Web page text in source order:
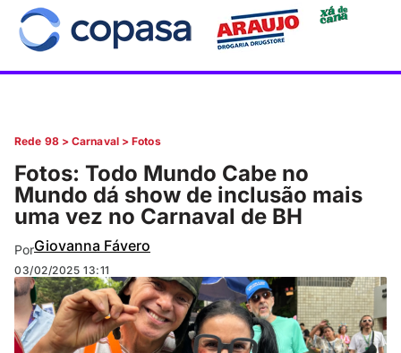
Rede 98>Carnaval>Fotos
Fotos: Todo Mundo Cabe no
Mundo dá show de inclusão mais
uma vez no Carnaval de BH
PorGiovanna Fávero
03/02/2025 13:11